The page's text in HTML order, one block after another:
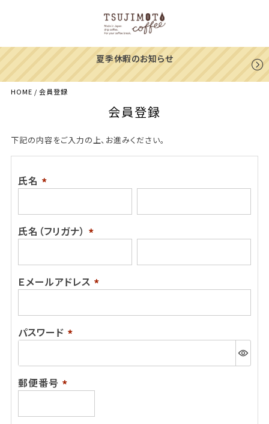
夏季休暇のお知らせ
HOME 会員登録
会員登録
下記の内容をご入力の上、お進みください。
氏名
須)
氏名（フリガナ）
須)
Ｅメールアドレス
須)
パスワード
須)
郵便番号
須)